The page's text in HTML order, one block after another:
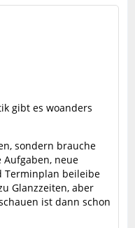
gibt es woanders
sondern brauche
neue
Terminplan beileibe
Glanzzeiten, aber
ist dann schon